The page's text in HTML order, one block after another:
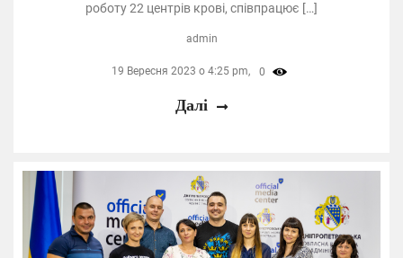
роботу 22 центрів крові, співпрацює […]
admin
19 Вересня 2023 о 4:25 pm, 0
Далі